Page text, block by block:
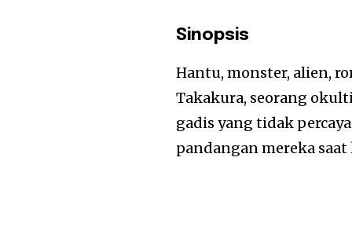
Sinopsis
Hantu, monster, alien,
Takakura, seorang
gadis yang tidak
pandangan mereka